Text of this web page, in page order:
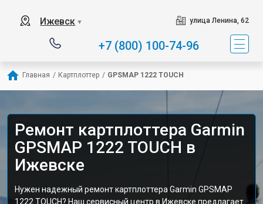
Ижевск ▼ улица Ленина, 62
+7 (800) 100-74-96
Главная / Картплоттер / GPSMAP 1222 TOUCH
Ремонт картплоттера Garmin
GPSMAP 1222 TOUCH в
Ижевске
Нужен надежный ремонт картплоттера Garmin GPSMAP
1222 TOUCH? Наш сервисный центр в Ижевске предлагает